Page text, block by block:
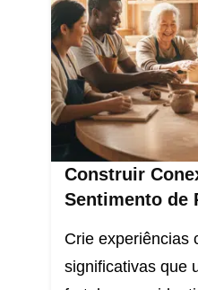
Construir
Sentimento de
Crie experiências
significativas que